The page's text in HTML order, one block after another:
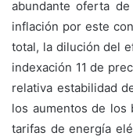
abundante oferta
inflación por este
total, la dilución del
indexación 11 de
relativa estabilidad
los aumentos de los
tarifas de energía